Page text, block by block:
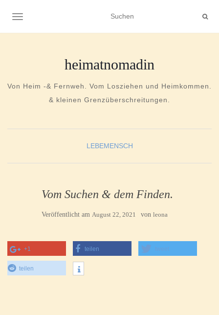
NAVIGATION UMSCHALTEN
heimatnomadin
Von Heim -& Fernweh. Vom Losziehen und Heimkommen.
& kleinen Grenzüberschreitungen.
LEBEMENSCH
Vom Suchen & dem Finden.
Veröffentlicht am August 22, 2021 von leona
+1 teilen tweet
teilen